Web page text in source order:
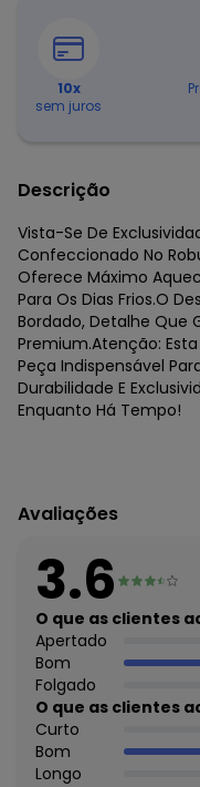
10x
sem juros
Descrição
Vista-Se De
Confeccionado No
Oferece Máximo
Para Os Dias Frios.O
Bordado, Detalhe Que
Premium.Atenção:
Peça Indispensável
Durabilidade E
Enquanto Há Tempo!
Diametro - Blusão
Código do produto:
Fornecedor: ROVITEX
Feito: BRASIL
Cuidados para
temperatura máxima
Não usar alvejante.
Usar secadora na
Secar na sombra.
Passar temperatura
Não lavar a seco.
Tecido: Moletom 3
Composição: Peca
Avaliações
3.6
O que as clientes
Apertado
Bom
Folgado
O que as clientes
Curto
Bom
Longo